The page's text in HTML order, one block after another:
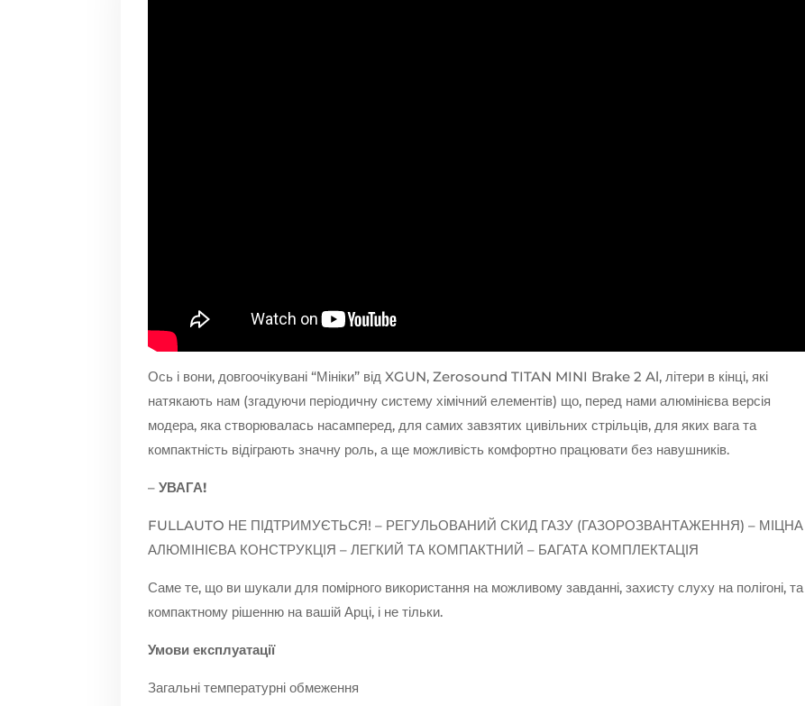
Ось і вони, довгоочікувані “Мініки” від XGUN, Zerosound TITAN MINI Brake 2 Al, літери в кінці, які
натякають нам (згадуючи періодичну систему хімічний елементів) що, перед нами алюмінієва версія
модера, яка створювалась насамперед, для самих завзятих цивільних стрільців, для яких вага та
компактність відіграють значну роль, а ще можливість комфортно працювати без навушників.
–УВАГА!
FULLAUTO НЕ ПІДТРИМУЄТЬСЯ! – РЕГУЛЬОВАНИЙ СКИД ГАЗУ (ГАЗОРОЗВАНТАЖЕННЯ) – МІЦНА
АЛЮМІНІЄВА КОНСТРУКЦІЯ – ЛЕГКИЙ ТА КОМПАКТНИЙ – БАГАТА КОМПЛЕКТАЦІЯ
Саме те, що ви шукали для помірного використання на можливому завданні, захисту слуху на полігоні, та
компактному рішенню на вашій Арці, і не тільки.
Умови експлуатації
Загальні температурні обмеження